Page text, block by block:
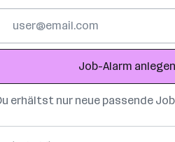
Job-Alarm anlegen
erhältst nur neue passende